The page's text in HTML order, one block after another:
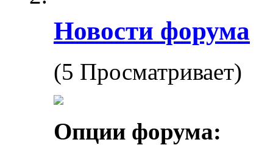
Новости форума
(5 Просматривает)
Опции форума: